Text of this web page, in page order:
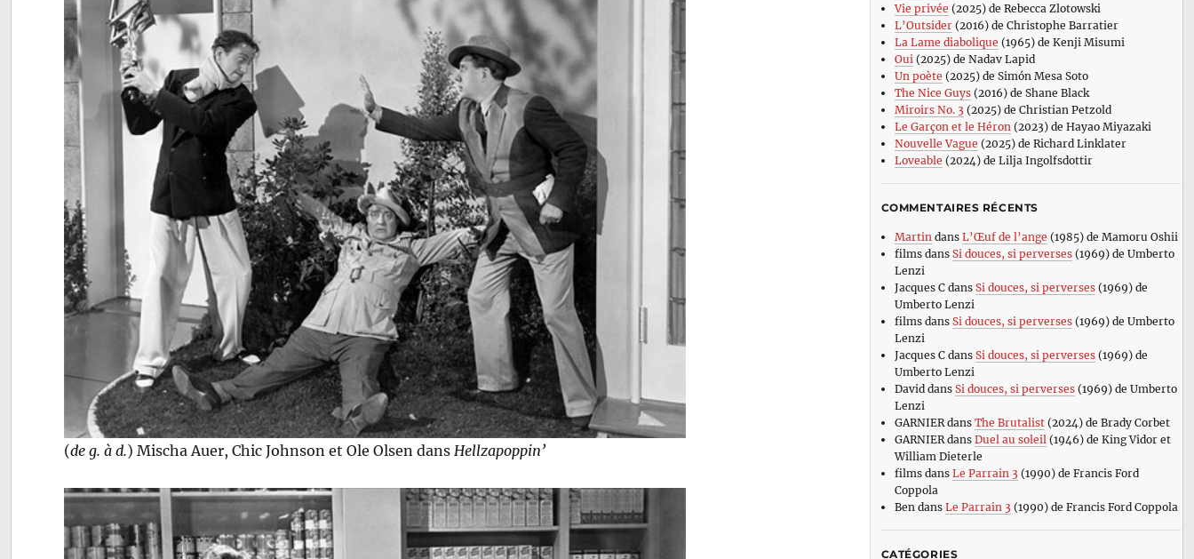
(de g. à d.) Mischa Auer, Chic Johnson et Ole Olsen dans Hellzapoppin’
Vie privée (2025) de Rebecca Zlotowski
L’Outsider(2016) de Christophe Barratier
La Lame diabolique (1965) de Kenji Misumi
Oui(2025) de Nadav Lapid
Un poète (2025) de Simón Mesa Soto
The Nice Guys(2016) de Shane Black
Miroirs No. 3 (2025) de Christian Petzold
Le Garçon et le Héron(2023) de Hayao Miyazaki
Nouvelle Vague (2025) de Richard Linklater
Loveable (2024) de Lilja Ingolfsdottir
COMMENTAIRES RÉCENTS
Martin dans L’Œuf de l’ange (1985) de Mamoru Oshii
filmsdans Si douces, si perverses(1969) de Umberto
Lenzi
Jacques Cdans Si douces, si perverses(1969) de
Umberto Lenzi
filmsdans Si douces, si perverses(1969) de Umberto
Lenzi
Jacques Cdans Si douces, si perverses(1969) de
Umberto Lenzi
David dans Si douces, si perverses(1969) de Umberto
Lenzi
GARNIERdans The Brutalist(2024) de Brady Corbet
GARNIERdans Duel au soleil (1946) de King Vidor et
William Dieterle
filmsdans Le Parrain 3 (1990) de Francis Ford
Coppola
Ben dans Le Parrain 3 (1990) de Francis Ford Coppola
CATÉGORIES